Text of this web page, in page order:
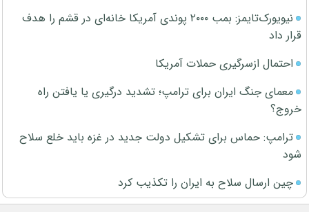
نیویورک‌تایمز: بمب ۲۰۰۰ پوندی آمریکا خانه‌ای در قشم را هدف
قرار داد
احتمال ازسرگیری حملات آمریکا
معمای جنگ ایران برای ترامپ؛ تشدید درگیری یا یافتن راه
خروج؟
ترامپ: حماس برای تشکیل دولت جدید در غزه باید خلع سلاح
شود
چین ارسال سلاح به ایران را تکذیب کرد